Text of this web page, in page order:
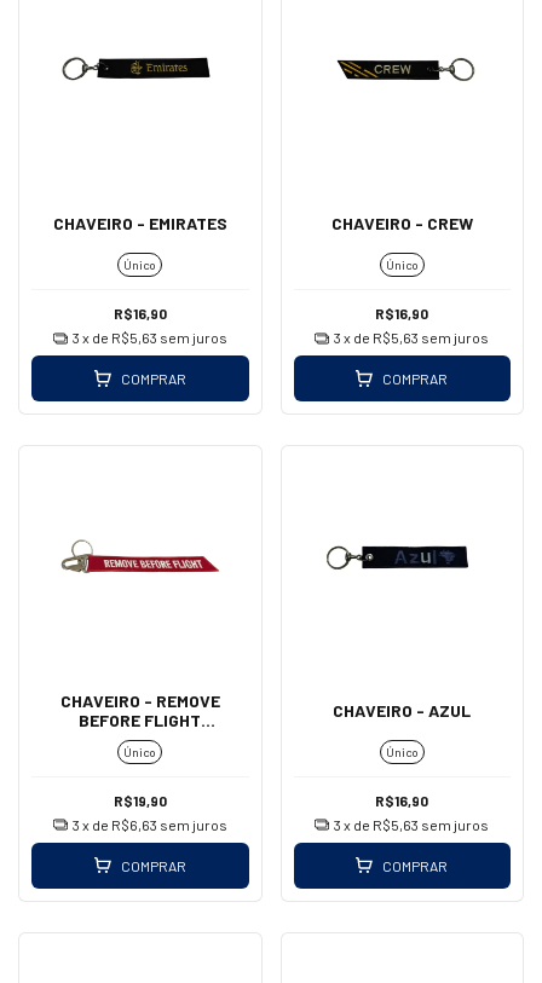
CHAVEIRO - EMIRATES
Único
R$16,90
3 x de R$5,63 sem juros
COMPRAR
CHAVEIRO - CREW
Único
R$16,90
3 x de R$5,63 sem juros
COMPRAR
CHAVEIRO - REMOVE
BEFORE FLIGHT
(MOSQUETÃO - GRANDE)
Único
R$19,90
3 x de R$6,63 sem juros
COMPRAR
CHAVEIRO - AZUL
Único
R$16,90
3 x de R$5,63 sem juros
COMPRAR